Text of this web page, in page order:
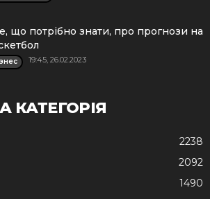
що потрібно знати, про прогнози на
19:45, 26.02.2023
КАТЕГОРІЯ
2238
2092
1490